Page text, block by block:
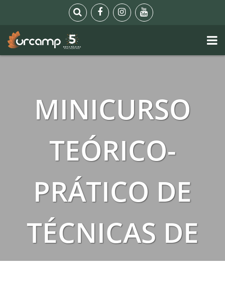
MINICURSO
TEÓRICO-
PRÁTICO DE
TÉCNICAS DE
CORTES EM